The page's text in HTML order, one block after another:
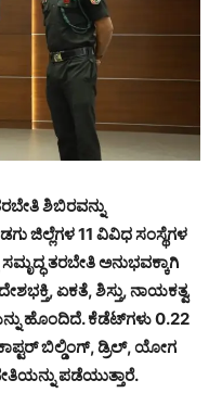
ಶಿಬಿರವನ್ನು
ಜಿಲ್ಲೆಗಳ 11 ವಿವಿಧ ಸಂಸ್ಥೆಗಳ
ತರಬೇತಿ ಅನುಭವಕ್ಕಾಗಿ
ಏಕತೆ, ಶಿಸ್ತು, ನಾಯಕತ್ವ
ಹೊಂದಿದೆ. ಕೆಡೆಟ್‌ಗಳು 0.22
ಬಿಲ್ಡಿಂಗ್, ಡ್ರಿಲ್, ಯೋಗ
ಪಡೆಯುತ್ತಾರೆ.